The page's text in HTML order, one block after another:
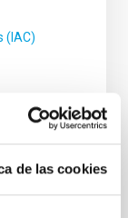
de las cookies
(IAC)